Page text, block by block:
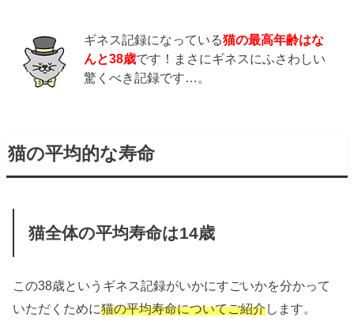
ギネス記録になっている猫の最高年齢はな
んと38歳です！まさにギネスにふさわしい
驚くべき記録です…。
猫の平均的な寿命
猫全体の平均寿命は14歳
この38歳というギネス記録がいかにすごいかを分かって
いただくために猫の平均寿命についてご紹介します。